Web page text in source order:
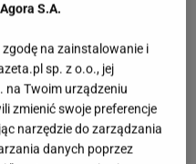
S.A.
zgodę na zainstalowanie i
sp. z o.o., jej
na Twoim urządzeniu
zmienić swoje preferencje
narzędzie do zarządzania
danych poprzez